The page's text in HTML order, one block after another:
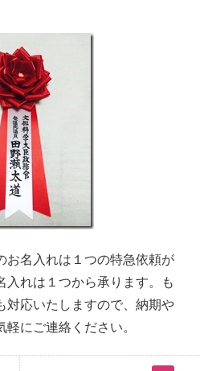
お名入れは１つの特急依頼が
入れは１つから承ります。も
対応いたしますので、納期や
軽にご連絡ください。